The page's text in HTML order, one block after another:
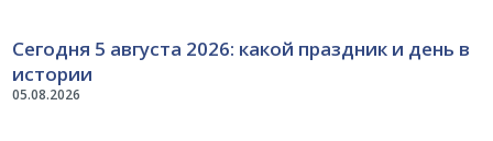
05.08.2026
Сегодня 5 августа 2026: какой праздник и день в
истории